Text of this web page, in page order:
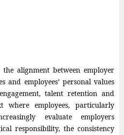
alignment between employer
and employees’ personal values
talent retention and
employees, particularly
evaluate employers
responsibility, the consistency